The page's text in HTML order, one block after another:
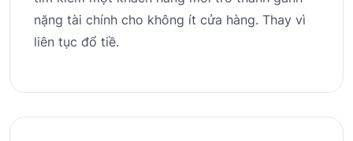
nặng tài chính cho không ít cửa hàng. Thay vì
liên tục đổ tiề.